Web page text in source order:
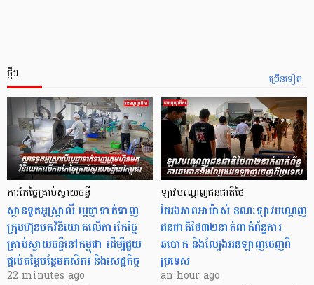
ច្រើនទៀត
ថ្មីៗ
ការកែច្នៃគ្រាប់ស្វាយចន្ទី
ស្ថានទូតអូស្ត្រាលី ប្តេជ្ញាទាក់ទាញ
ក្រុមហ៊ុនមក​វិនិយោគលើការកែច្នៃ
គ្រាប់ស្វាយចន្ទីនៅកម្ពុជា ដើម្បីជួយ
ផ្តល់តម្លៃបន្ថែមកសិករ និងសេដ្ឋកិច្ច
22 minutes ago
ឡាវបណ្តេញជនជាតិថៃ
ថៃរងភាពអាម៉ាស់ ខណៈឡាវបណ្តេញ
ជនជាតិថៃ៣២នាក់ពាក់ព័ន្ធការ
ឆបោក និងល្បែងអនឡាញចេញពី
ប្រទេស
an hour ago